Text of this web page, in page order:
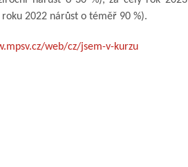
2022 nárůst o téměř 90 %).
web/cz/jsem-v-kurzu